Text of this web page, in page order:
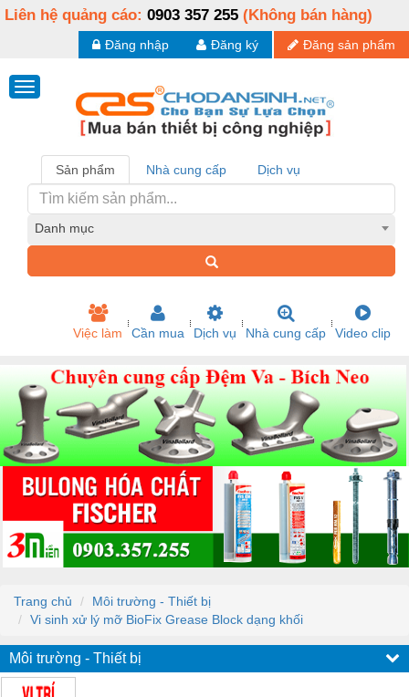
Liên hệ quảng cáo: 0903 357 255 (Không bán hàng)
Đăng sản phẩm
Đăng ký
Đăng nhập
Sản phẩm Nhà cung cấp Dịch vụ
Danh mục
Việc làm Cần mua Dịch vụ Nhà cung cấp Video clip
Trang chủ
Môi trường - Thiết bị
Vi sinh xử lý mỡ BioFix Grease Block dạng khối
Môi trường - Thiết bị